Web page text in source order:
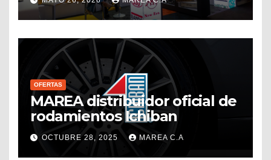
impulsando el sector
repuestero venezolano
OFERTAS
MAREA distribuidor oficial de
rodamientos Ichiban
OCTUBRE 28, 2025 MAREA C.A